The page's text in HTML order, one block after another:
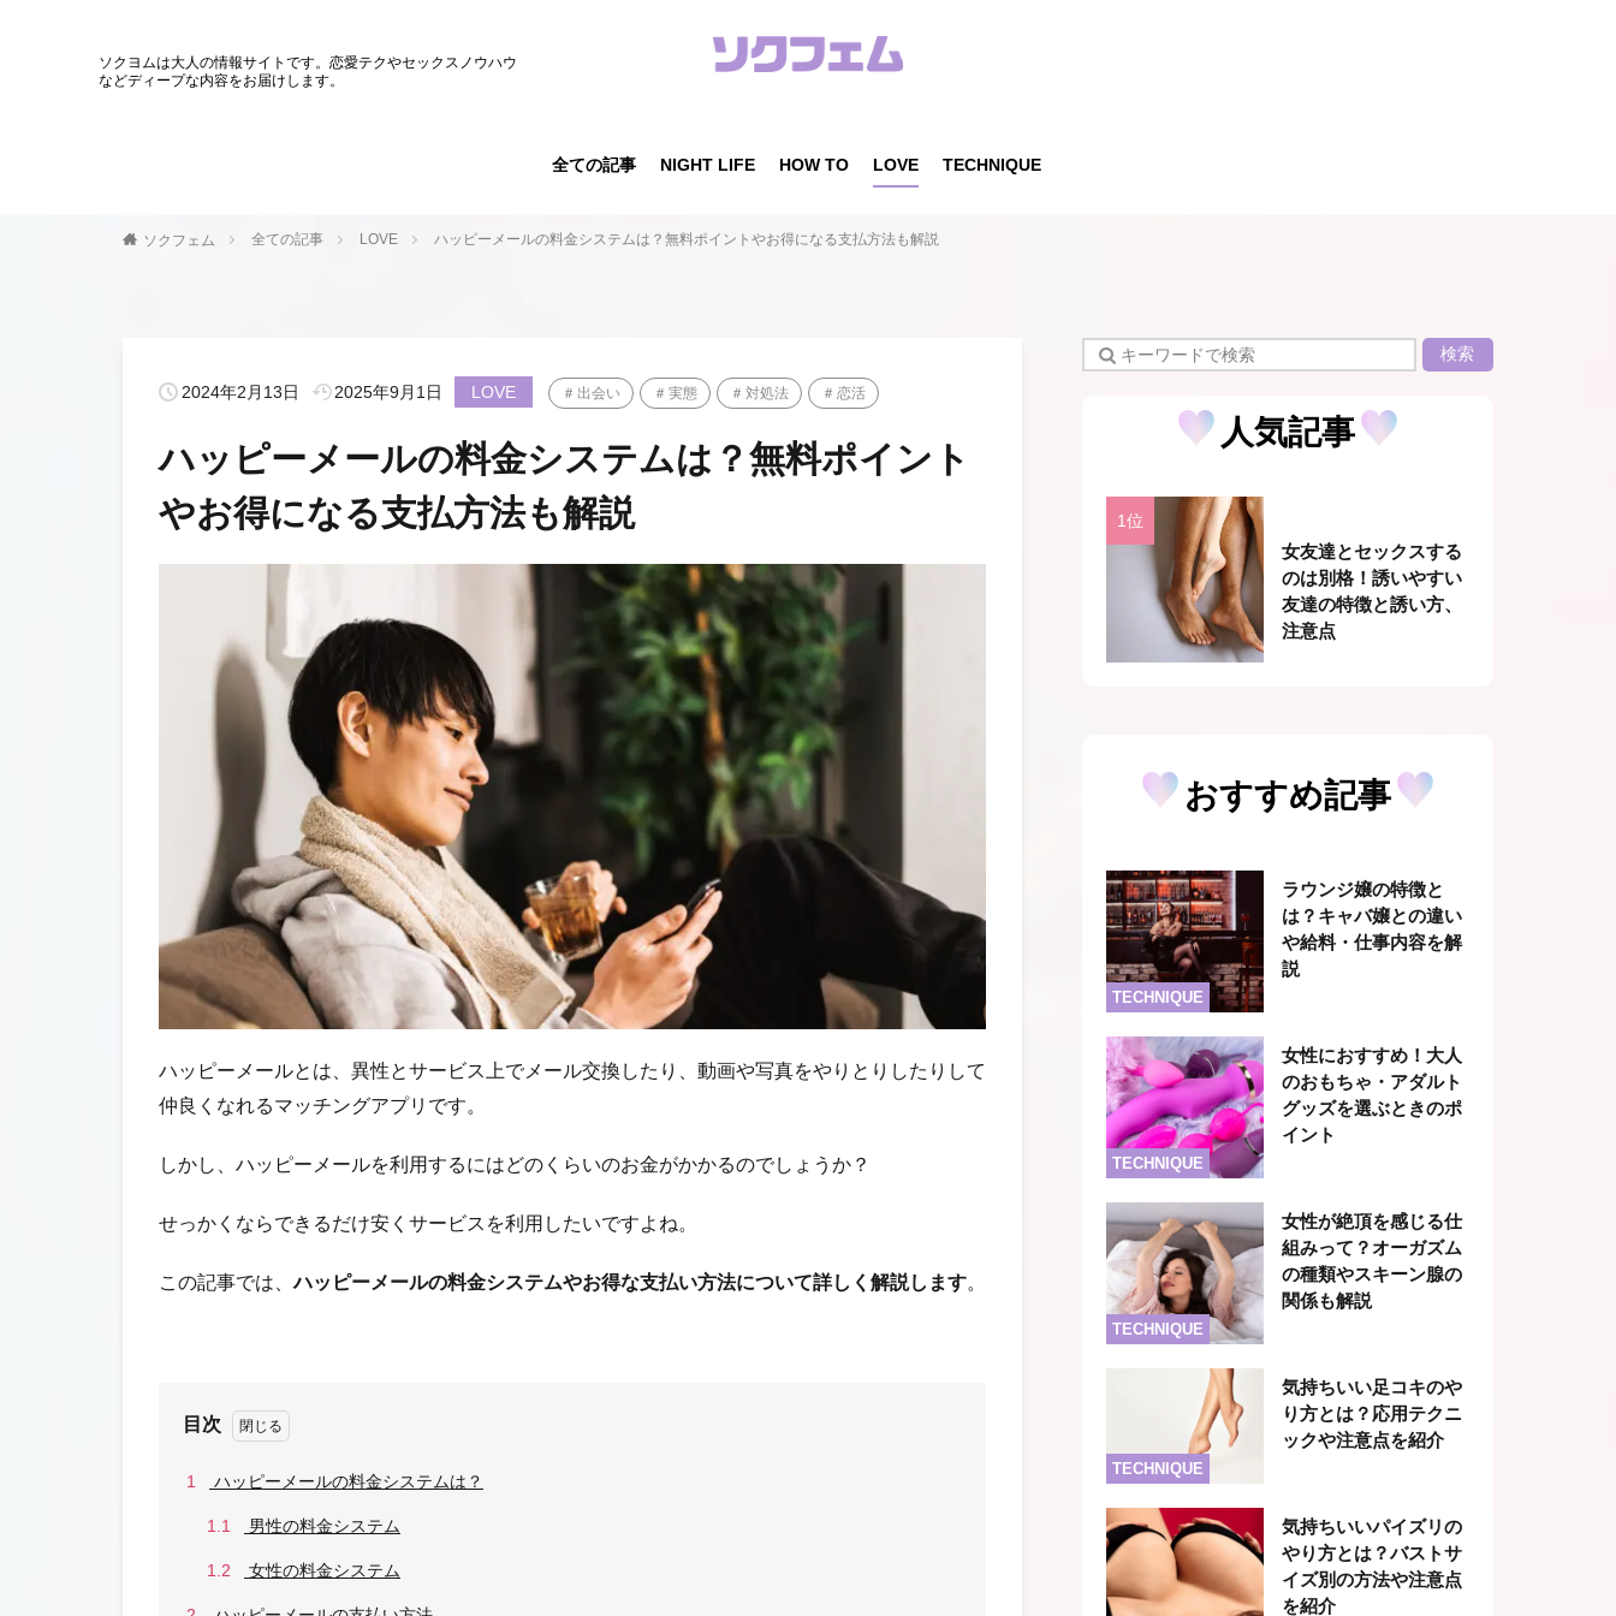
ソクヨムは大人の情報サイトです。恋愛テクやセックスノウハウ
などディープな内容をお届けします。
全ての記事 NIGHT LIFE HOW TO LOVE TECHNIQUE
ソクフェム 全ての記事 LOVE ハッピーメールの料金システムは？無料ポイントやお得になる支払方法も解説
2024年2月13日 2025年9月1日 LOVE 出会い 実態 対処法 恋活
ハッピーメールの料金システムは？無料ポイント
やお得になる支払方法も解説
ハッピーメールとは、異性とサービス上でメール交換したり、動画や写真をやりとりしたりして
仲良くなれるマッチングアプリです。
しかし、ハッピーメールを利用するにはどのくらいのお金がかかるのでしょうか？
せっかくならできるだけ安くサービスを利用したいですよね。
この記事では、ハッピーメールの料金システムやお得な支払い方法について詳しく解説します。
目次
1 ハッピーメールの料金システムは？
1.1 男性の料金システム
1.2 女性の料金システム
検索
人気記事
女友達とセックスする
のは別格！誘いやすい
友達の特徴と誘い方、
注意点
おすすめ記事
TECHNIQUE
ラウンジ嬢の特徴と
は？キャバ嬢との違い
や給料・仕事内容を解
説
TECHNIQUE
女性におすすめ！大人
のおもちゃ・アダルト
グッズを選ぶときのポ
イント
TECHNIQUE
女性が絶頂を感じる仕
組みって？オーガズム
の種類やスキーン腺の
関係も解説
TECHNIQUE
気持ちいい足コキのや
り方とは？応用テクニ
ックや注意点を紹介
気持ちいいパイズリの
やり方とは？バストサ
イズ別の方法や注意点
を紹介